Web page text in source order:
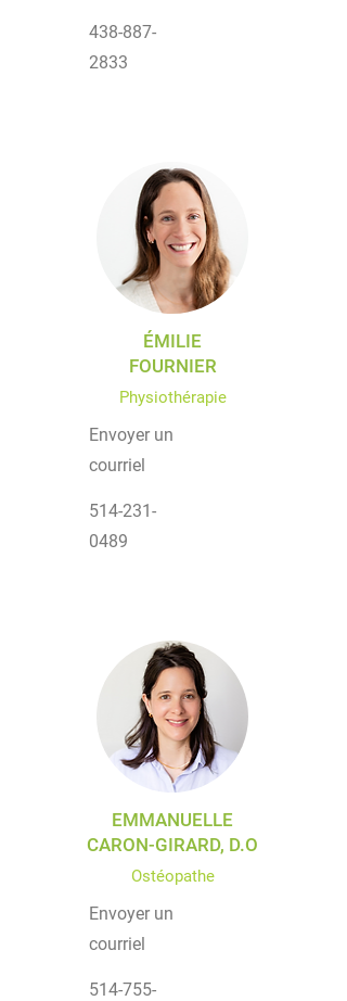
438-887-
2833
ÉMILIE
FOURNIER
Physiothérapie
Envoyer un
courriel
514-231-
0489
EMMANUELLE
CARON-GIRARD, D.O
Ostéopathe
Envoyer un
courriel
514-755-